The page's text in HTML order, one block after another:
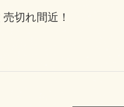
切れ間近！